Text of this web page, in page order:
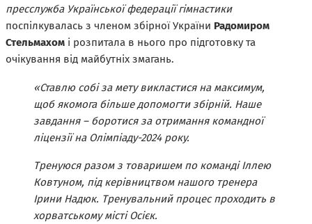
пресслужба Української федерації гімнастики
поспілкувалась з членом збірної України Радомиром
Стельмахом і розпитала в нього про підготовку та
очікування від майбутніх змагань.
«Ставлю собі за мету викластися на максимум,
щоб якомога більше допомогти збірній. Наше
завдання – боротися за отримання командної
ліцензії на Олімпіаду-2024 року.
Тренуюся разом з товаришем по команді Іллею
Ковтуном, під керівництвом нашого тренера
Ірини Надюк. Тренувальний процес проходить в
хорватському місті Осієк.